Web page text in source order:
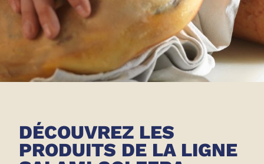
DÉCOUVREZ LES
PRODUITS DE LA LIGNE